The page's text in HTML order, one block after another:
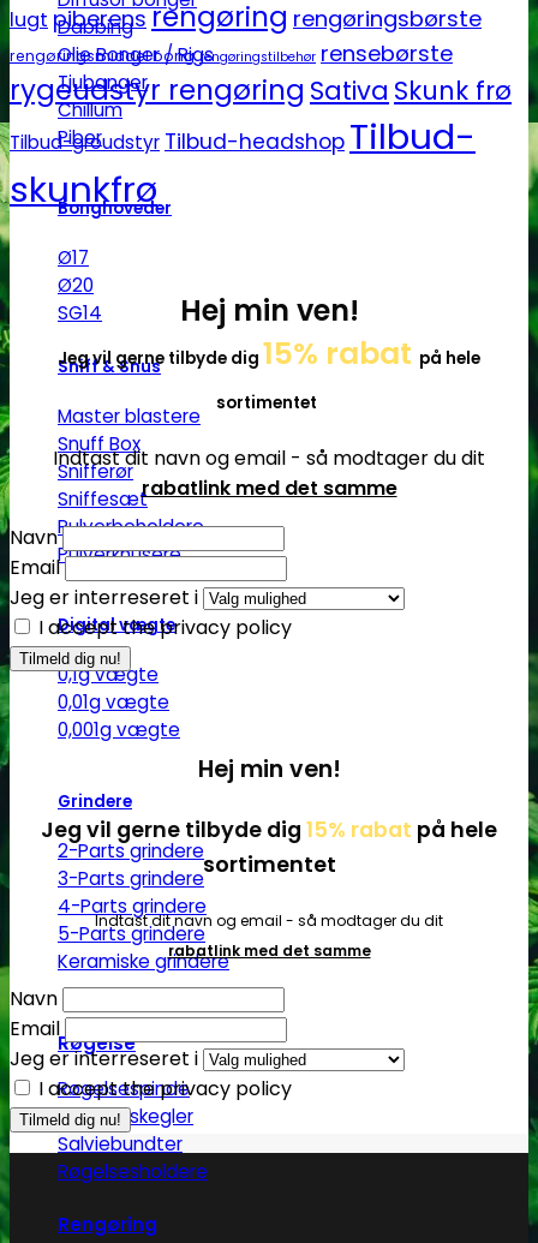
Dabbing
Olie Bonger / Rigs
Tjubanger
Chillum
Piber
Bonghoveder
Ø17
Ø20
SG14
Sniff & Snus
Master blastere
Snuff Box
Snifferør
Sniffesæt
Pulverbeholdere
Pulverknusere
Digital vægte
0,1g vægte
0,01g vægte
0,001g vægte
Grindere
2-Parts grindere
3-Parts grindere
4-Parts grindere
5-Parts grindere
Keramiske grindere
Røgelse
Røgelsespinde
Røgelseskegler
Salviebundter
Røgelsesholdere
Rengøring
lugt piberensrengøring rengøringsbørste
rengøringsmiddel bong rengøringstilbehør rensebørste
rygeudstyr rengøring Sativa Skunk frø
Tilbud-groudstyr Tilbud-headshop Tilbud-
skunkfrø
Hej min ven!
Jeg vil gerne tilbyde dig 15% rabat på hele
sortimentet
Indtast dit navn og email - så modtager du dit
rabatlink med det samme
Navn
Email
Jeg er interreseret i
I accept the privacy policy
Hej min ven!
Jeg vil gerne tilbyde dig 15% rabat på hele
sortimentet
Indtast dit navn og email - så modtager du dit
rabatlink med det samme
Navn
Email
Jeg er interreseret i
I accept the privacy policy